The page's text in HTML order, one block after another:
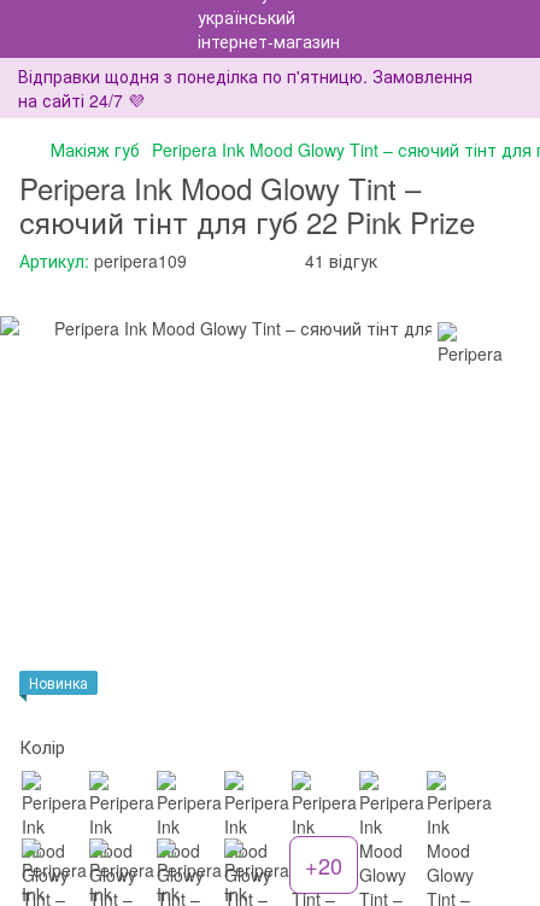
Відправки щодня з понеділка по п'ятницю. Замовлення
на сайті 24/7 💜
Макіяж губ Peripera Ink Mood Glowy Tint – сяючий тінт для
Peripera Ink Mood Glowy Tint –
сяючий тінт для губ 22 Pink Prize
Артикул: peripera109 41 відгук
Новинка
Колір
+20